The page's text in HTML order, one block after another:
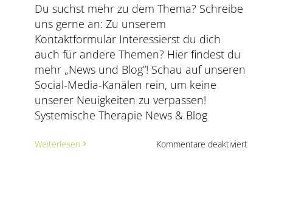
Du suchst mehr zu dem Thema? Schreibe
uns gerne an: Zu unserem
Kontaktformular Interessierst du dich
auch für andere Themen? Hier findest du
mehr „News und Blog“! Schau auf unseren
Social-Media-Kanälen rein, um keine
unserer Neuigkeiten zu verpassen!
Systemische Therapie News & Blog
Weiterlesen Kommentare deaktiviertfür